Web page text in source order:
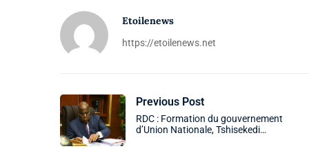
Etoilenews
https://etoilenews.net
Previous Post
RDC : Formation du gouvernement
d’Union Nationale, Tshisekedi…